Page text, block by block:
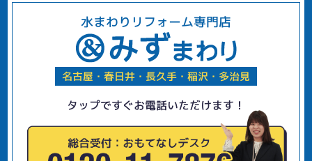
水まわりリフォーム専門店
名古屋・春日井・長久手・稲沢・多治見
タップですぐお電話いただけます！